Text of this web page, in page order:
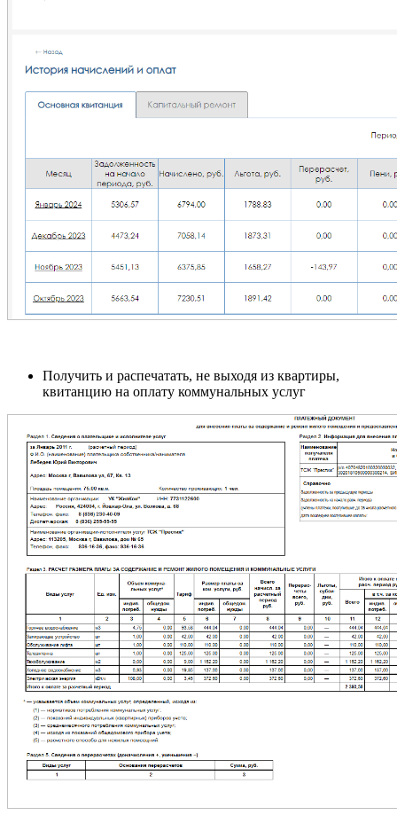
Получить и распечатать, не выходя из квартиры,
квитанцию на оплату коммунальных услуг